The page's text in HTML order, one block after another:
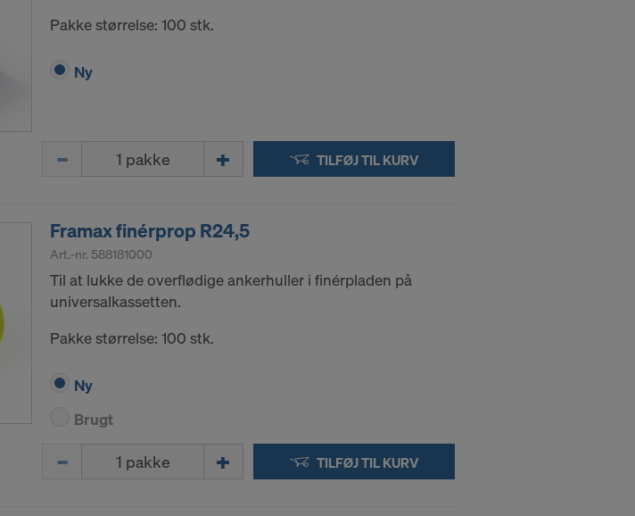
Pakke størrelse: 100 stk.
Ny
TILFØJ TIL KURV
Framax finérprop R24,5
Art.-nr. 588181000
Til at lukke de overflødige ankerhuller i finérpladen på
universalkassetten.
Pakke størrelse: 100 stk.
Ny
Brugt
TILFØJ TIL KURV